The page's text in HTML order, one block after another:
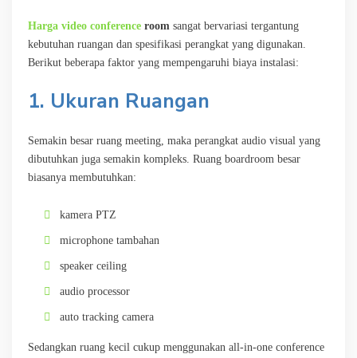
Harga video conference room sangat bervariasi tergantung
kebutuhan ruangan dan spesifikasi perangkat yang digunakan.
Berikut beberapa faktor yang mempengaruhi biaya instalasi:
1. Ukuran Ruangan
Semakin besar ruang meeting, maka perangkat audio visual yang
dibutuhkan juga semakin kompleks. Ruang boardroom besar
biasanya membutuhkan:
kamera PTZ
microphone tambahan
speaker ceiling
audio processor
auto tracking camera
Sedangkan ruang kecil cukup menggunakan all-in-one conference